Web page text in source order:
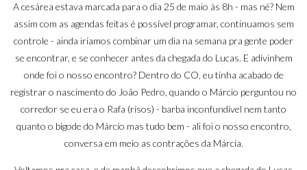
A cesárea estava marcada para o dia 25 de maio às 8h - mas né? Nem
assim com as agendas feitas é possível programar, continuamos sem
controle - ainda iríamos combinar um dia na semana pra gente poder
se encontrar, e se conhecer antes da chegada do Lucas. E adivinhem
onde foi o nosso encontro? Dentro do CO, eu tinha acabado de
registraro nascimento do João Pedro, quando o Márcio perguntou no
corredor se eu era o Rafa (risos) - barba inconfundível nem tanto
quanto o bigode do Márcio mas tudo bem - ali foi o nosso encontro,
conversa em meio as contrações da Márcia.